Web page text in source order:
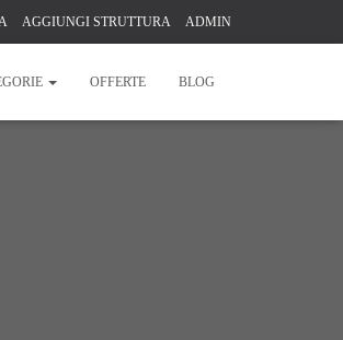
AGGIUNGI STRUTTURA ADMIN
OFFERTE BLOG